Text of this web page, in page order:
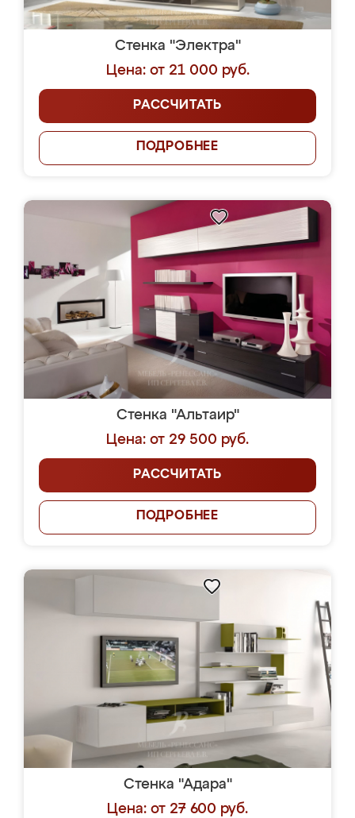
Стенка "Электра"
Цена: от 21 000 руб.
РАССЧИТАТЬ
ПОДРОБНЕЕ
Стенка "Альтаир"
Цена: от 29 500 руб.
РАССЧИТАТЬ
ПОДРОБНЕЕ
Стенка "Адара"
Цена: от 27 600 руб.